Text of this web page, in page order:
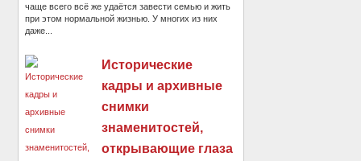
чаще всего всё же удаётся завести семью и жить
при этом нормальной жизнью. У многих из них
даже...
Исторические
кадры и архивные
снимки
знаменитостей,
открывающие глаза